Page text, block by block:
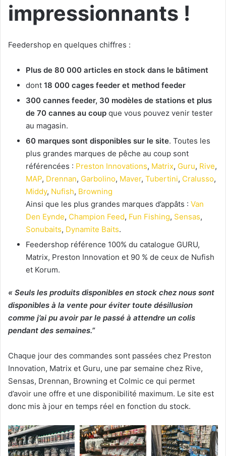
impressionnants !
Feedershop en quelques chiffres :
Plus de 80 000 articles en stock dans le bâtiment
dont 18 000 cages feeder et method feeder
300 cannes feeder, 30 modèles de stations et plus
de 70 cannes au coup que vous pouvez venir tester
au magasin.
60 marques sont disponibles sur le site. Toutes les
plus grandes marques de pêche au coup sont
référencées : Preston Innovations, Matrix, Guru, Rive,
MAP, Drennan, Garbolino, Maver, Tubertini, Cralusso,
Middy, Nufish, Browning
Ainsi que les plus grandes marques d’appâts : Van
Den Eynde, Champion Feed, Fun Fishing, Sensas,
Sonubaits, Dynamite Baits.
Feedershop référence 100% du catalogue GURU,
Matrix, Preston Innovation et 90 % de ceux de Nufish
et Korum.
« Seuls les produits disponibles en stock chez nous sont
disponibles à la vente pour éviter toute désillusion
comme j’ai pu avoir par le passé à attendre un colis
pendant des semaines.”
Chaque jour des commandes sont passées chez Preston
Innovation, Matrix et Guru, une par semaine chez Rive,
Sensas, Drennan, Browning et Colmic ce qui permet
d’avoir une offre et une disponibilité maximum. Le site est
donc mis à jour en temps réel en fonction du stock.